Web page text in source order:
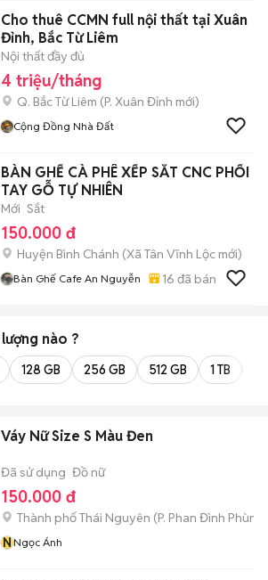
Cho thuê CCMN full nội thất tại Xuân
Đỉnh, Bắc Từ Liêm
Nội thất đầy đủ
4 triệu/tháng
Q. Bắc Từ Liêm (P. Xuân Đỉnh mới)
Cộng Đồng Nhà Đất
BÀN GHẾ CÀ PHÊ XẾP SẮT CNC PHỐI
TAY GỖ TỰ NHIÊN
Mới Sắt
150.000 đ
Huyện Bình Chánh (Xã Tân Vĩnh Lộc mới)
Bàn Ghế Cafe An Nguyễn 16 đã bán
nào ?
128 GB 256 GB 512 GB 1 TB
Váy Nữ Size S Màu Đen
Đã sử dụng Đồ nữ
150.000 đ
Thành phố Thái Nguyên (P. Phan Đình Phùng
NNgọc Ánh